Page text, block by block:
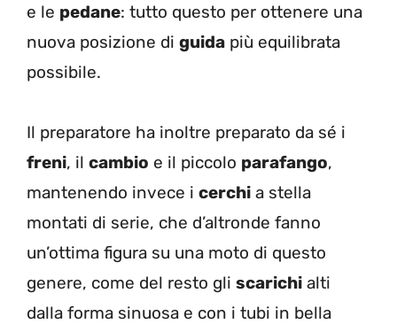
e le pedane: tutto questo per ottenere una
nuova posizione di guida più equilibrata
possibile.
Il preparatore ha inoltre preparato da sé i
freni, il cambio e il piccolo parafango,
mantenendo invece i cerchi a stella
montati di serie, che d’altronde fanno
un’ottima figura su una moto di questo
genere, come del resto gli scarichi alti
dalla forma sinuosa e con i tubi in bella